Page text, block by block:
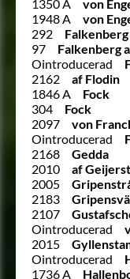
1350 A
von
1948 A
von
292
97
Falkenberg
Ointroducerad
2162
af Flodin
1846 A
Fock
304
Fock
2097
von
Ointroducerad
2168
Gedda
2010
af
2005
2183
2107
Ointroducerad
2015
Ointroducerad
1736 A